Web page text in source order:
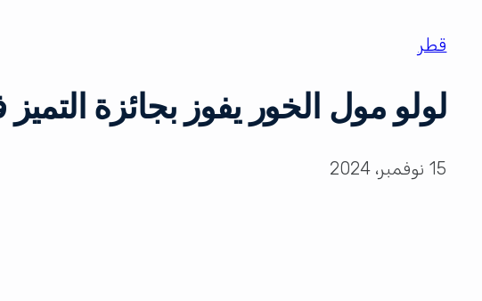
قطر
لولو مول الخور يفوز بجائزة التميز
15 نوفمبر، 2024